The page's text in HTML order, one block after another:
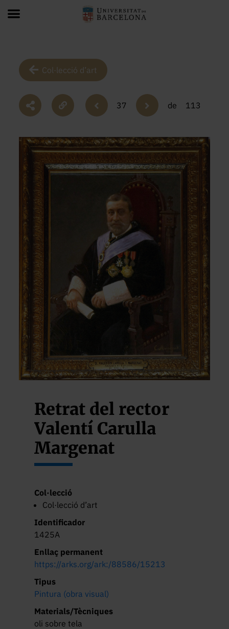
Col·lecció d’art
37 de 113
Retrat del rector
Valentí Carulla
Margenat
Col·lecció
Col·lecció d’art
Identificador
1425A
Enllaç permanent
https://arks.org/ark:/88586/15213
Tipus
Pintura (obra visual)
Materials/Tècniques
oli sobre tela